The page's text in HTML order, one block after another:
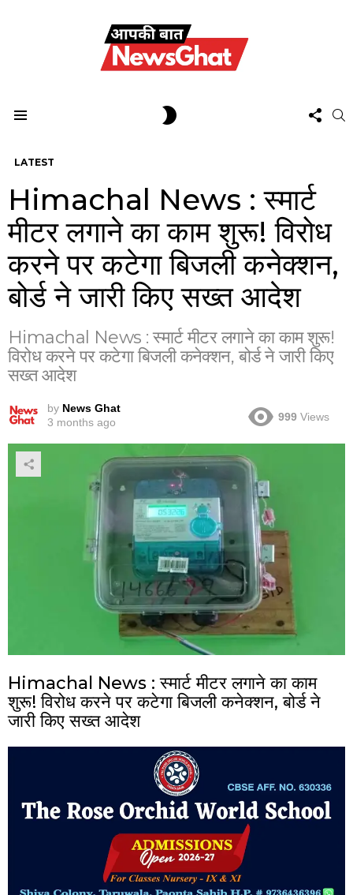
US
LATEST
Himachal News : स्मार्ट
मीटर लगाने का काम शुरू! विरोध
करने पर कटेगा बिजली कनेक्शन,
बोर्ड ने जारी किए सख्त आदेश
Himachal News : स्मार्ट मीटर लगाने का काम शुरू!
विरोध करने पर कटेगा बिजली कनेक्शन, बोर्ड ने जारी किए
सख्त आदेश
by News Ghat
3 months ago
999 Views
Himachal News : स्मार्ट मीटर लगाने का काम
शुरू! विरोध करने पर कटेगा बिजली कनेक्शन, बोर्ड ने
जारी किए सख्त आदेश